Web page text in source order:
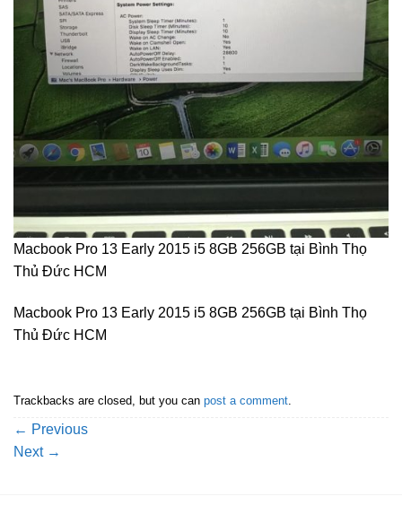
Macbook Pro 13 Early 2015 i5 8GB 256GB tại Bình Thọ
Thủ Đức HCM
Macbook Pro 13 Early 2015 i5 8GB 256GB tại Bình Thọ
Thủ Đức HCM
Trackbacks are closed, but you can post a comment.
← Previous
Next →